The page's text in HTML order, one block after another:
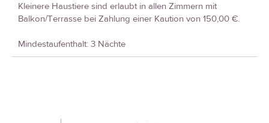
Kleinere Haustiere sind erlaubt in allen Zimmern mit
Balkon/Terrasse bei Zahlung einer Kaution von 150,00 €.
Mindestaufenthalt: 3 Nächte